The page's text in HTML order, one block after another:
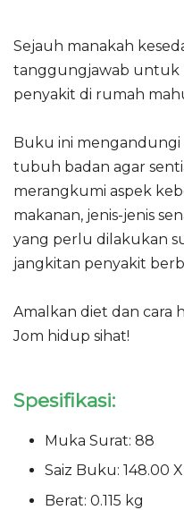
Sejauh manakah
tanggungjawab untuk
penyakit di rumah
Buku ini mengandungi
tubuh badan agar
merangkumi aspek
makanan, jenis-jenis
yang perlu dilakukan
jangkitan penyakit
Amalkan diet dan cara
Jom hidup sihat!
Spesifikasi:
Muka Surat: 88
Saiz Buku: 148.00
Berat: 0.115 kg